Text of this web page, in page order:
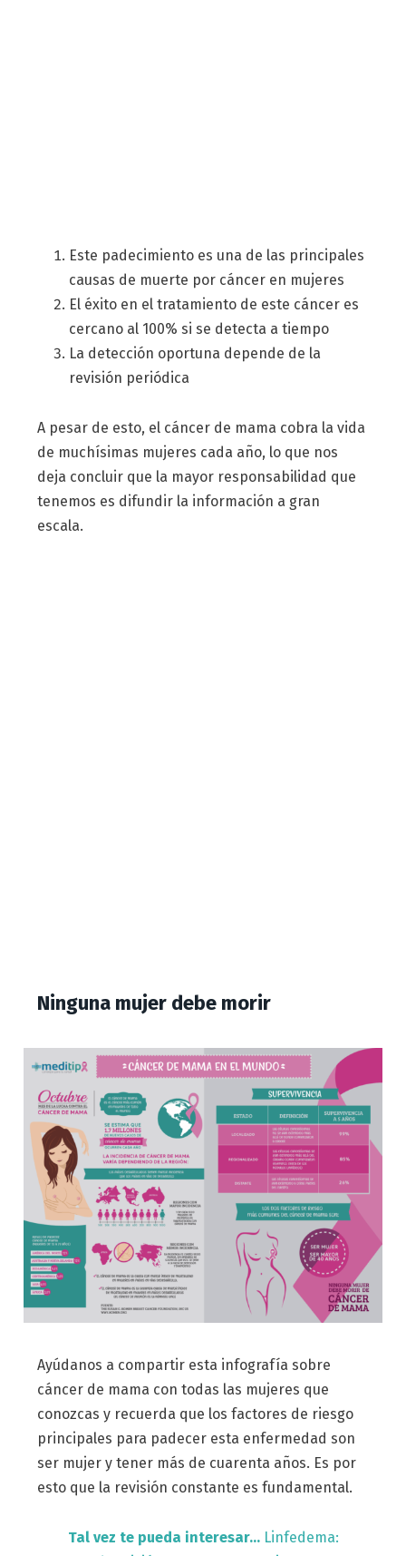
Este padecimiento es una de las principales
causas de muerte por cáncer en mujeres
El éxito en el tratamiento de este cáncer es
cercano al 100% si se detecta a tiempo
La detección oportuna depende de la
revisión periódica
A pesar de esto, el cáncer de mama cobra la vida
de muchísimas mujeres cada año, lo que nos
deja concluir que la mayor responsabilidad que
tenemos es difundir la información a gran
escala.
Ninguna mujer debe morir
Ayúdanos a compartir esta infografía sobre
cáncer de mama con todas las mujeres que
conozcas y recuerda que los factores de riesgo
principales para padecer esta enfermedad son
ser mujer y tener más de cuarenta años. Es por
esto que la revisión constante es fundamental.
Tal vez te pueda interesar…Linfedema: